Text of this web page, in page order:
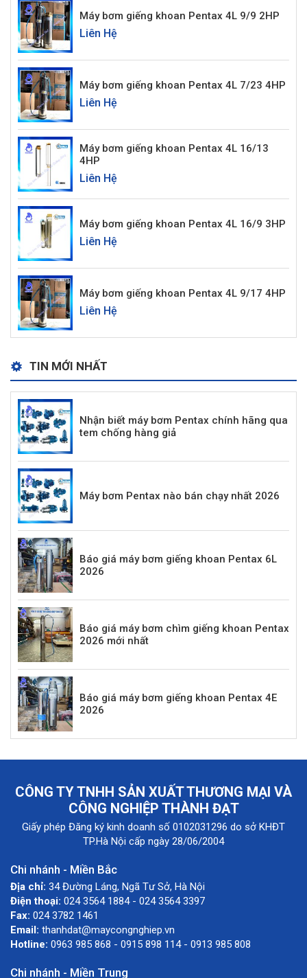
Máy bơm giếng khoan Pentax 4L 9/9 2HP
Liên Hệ
Máy bơm giếng khoan Pentax 4L 7/23 4HP
Liên Hệ
Máy bơm giếng khoan Pentax 4L 16/13
4HP
Liên Hệ
Máy bơm giếng khoan Pentax 4L 16/9 3HP
Liên Hệ
Máy bơm giếng khoan Pentax 4L 9/17 4HP
Liên Hệ
TIN MỚI NHẤT
Nhận biết máy bơm Pentax chính hãng qua
tem chống hàng giả
Máy bơm Pentax nào bán chạy nhất 2026
Báo giá máy bơm giếng khoan Pentax 6L
2026
Báo giá máy bơm chìm giếng khoan Pentax
2026 mới nhất
Báo giá máy bơm giếng khoan Pentax 4E
2026
CÔNG TY TNHH SẢN XUẤT THƯƠNG MẠI VÀ
CÔNG NGHIỆP THÀNH ĐẠT
Giấy phép Đăng ký kinh doanh số 0102031296 do sở KHĐT
TP.Hà Nội cấp ngày 28/06/2004
Chi nhánh - Miền Bắc
Địa chỉ: 34 Đường Láng, Ngã Tư Sở, Hà Nội
Điện thoại: 024 3564 1884 - 024 3564 3397
Fax: 024 3782 1461
Email: thanhdat@maycongnghiep.vn
Hotline: 0963 985 868 - 0915 898 114 - 0913 985 808
Chi nhánh - Miền Trung